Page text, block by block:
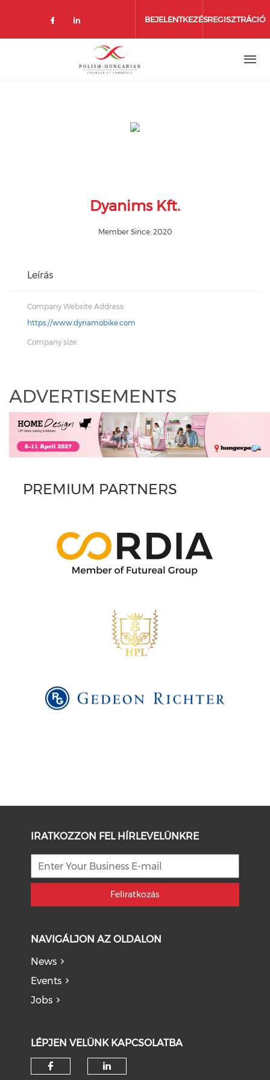
BEJELENTKEZÉSREGISZTRÁCIÓ
Dyanims Kft.
Member Since: 2020
Leírás
Company Website Address:
https://www.dynamobike.com
Company size:
ADVERTISEMENTS
PREMIUM PARTNERS
IRATKOZZON FEL HÍRLEVELÜNKRE
Feliratkozás
NAVIGÁLJON AZ OLDALON
News
Events
Jobs
LÉPJEN VELÜNK KAPCSOLATBA